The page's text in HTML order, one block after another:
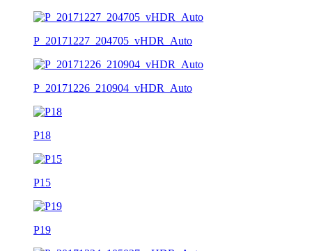
P_20171227_204705_vHDR_Auto
P_20171226_210904_vHDR_Auto
P18
P15
P19